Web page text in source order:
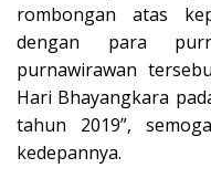
rombongan atas
dengan para
purnawirawan
Hari Bhayangkara
tahun 2019”,
kedepannya.